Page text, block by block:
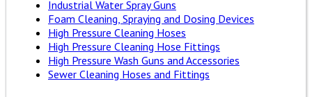
Industrial Water Spray Guns
Foam Cleaning, Spraying and Dosing Devices
High Pressure Cleaning Hoses
High Pressure Cleaning Hose Fittings
High Pressure Wash Guns and Accessories
Sewer Cleaning Hoses and Fittings